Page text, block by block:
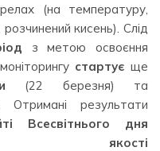
(на температуру,
кисень). Слід
з метою освоєння
стартує ще
(22 березня) та
. Отримані результати
Всесвітнього дня
якості